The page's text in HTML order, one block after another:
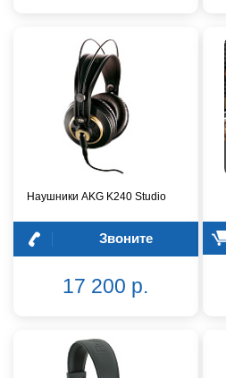
Наушники AKG K240 Studio
Звоните
17 200 р.